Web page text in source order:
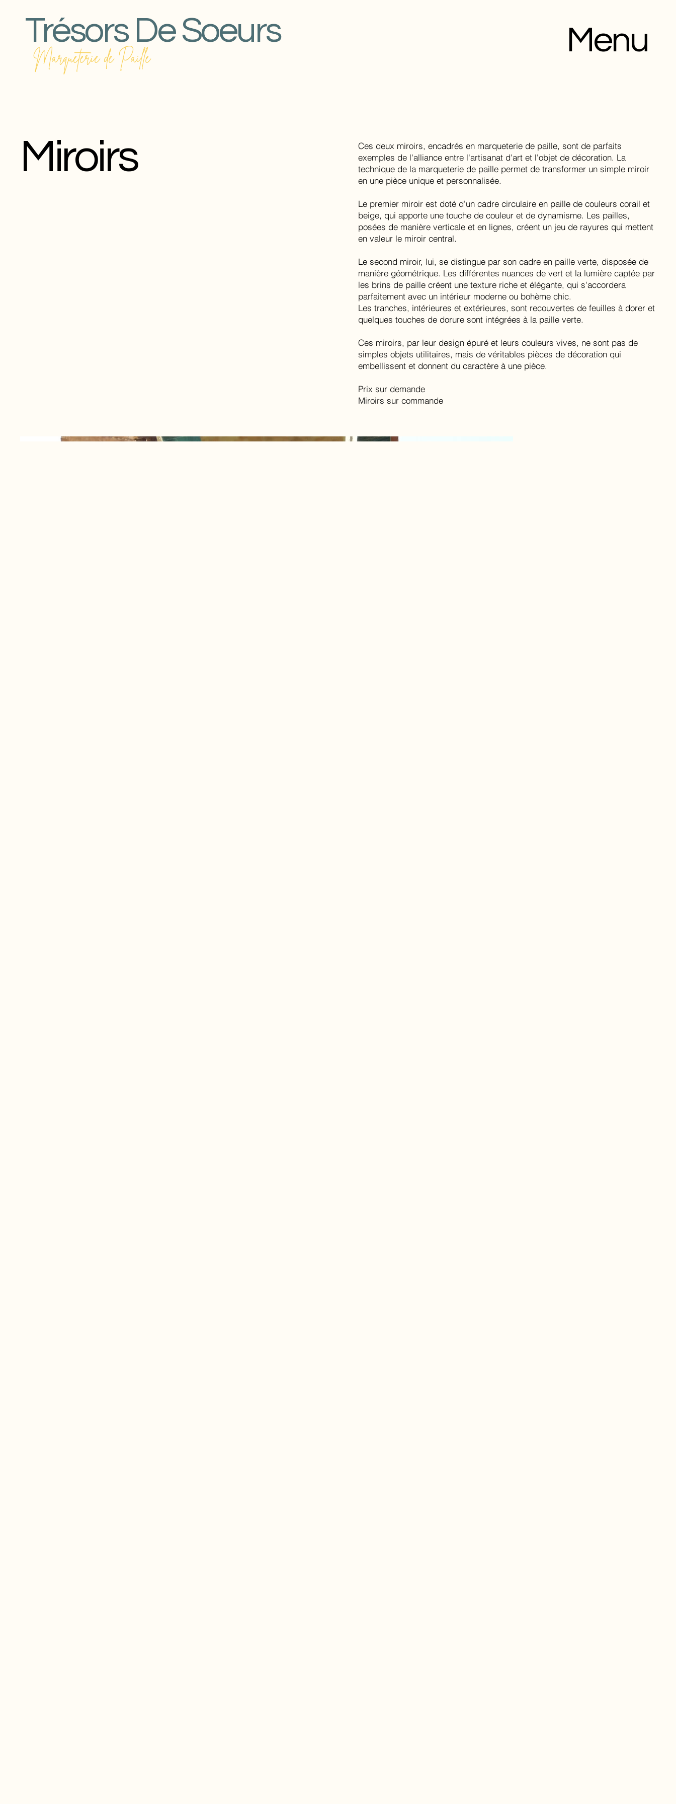
Trésors De Soeurs
Marqueterie de Paille Menu
Miroirs
Ces deux miroirs, encadrés en marqueterie de paille, sont de parfaits
exemples de l'alliance entre l'artisanat d'art et l'objet de décoration. La
technique de la marqueterie de paille permet de transformer un simple miroir
en une pièce unique et personnalisée.
Le premier miroir est doté d'un cadre circulaire en paille de couleurs corail et
beige, qui apporte une touche de couleur et de dynamisme. Les pailles,
posées de manière verticale et en lignes, créent un jeu de rayures qui mettent
en valeur le miroir central.
Le second miroir, lui, se distingue par son cadre en paille verte, disposée de
manière géométrique. Les différentes nuances de vert et la lumière captée par
les brins de paille créent une texture riche et élégante, qui s'accordera
parfaitement avec un intérieur moderne ou bohème chic.
Les tranches, intérieures et extérieures, sont recouvertes de feuilles à dorer et
quelques touches de dorure sont intégrées à la paille verte.
Ces miroirs, par leur design épuré et leurs couleurs vives, ne sont pas de
simples objets utilitaires, mais de véritables pièces de décoration qui
embellissent et donnent du caractère à une pièce.
Prix sur demande
Miroirs sur commande